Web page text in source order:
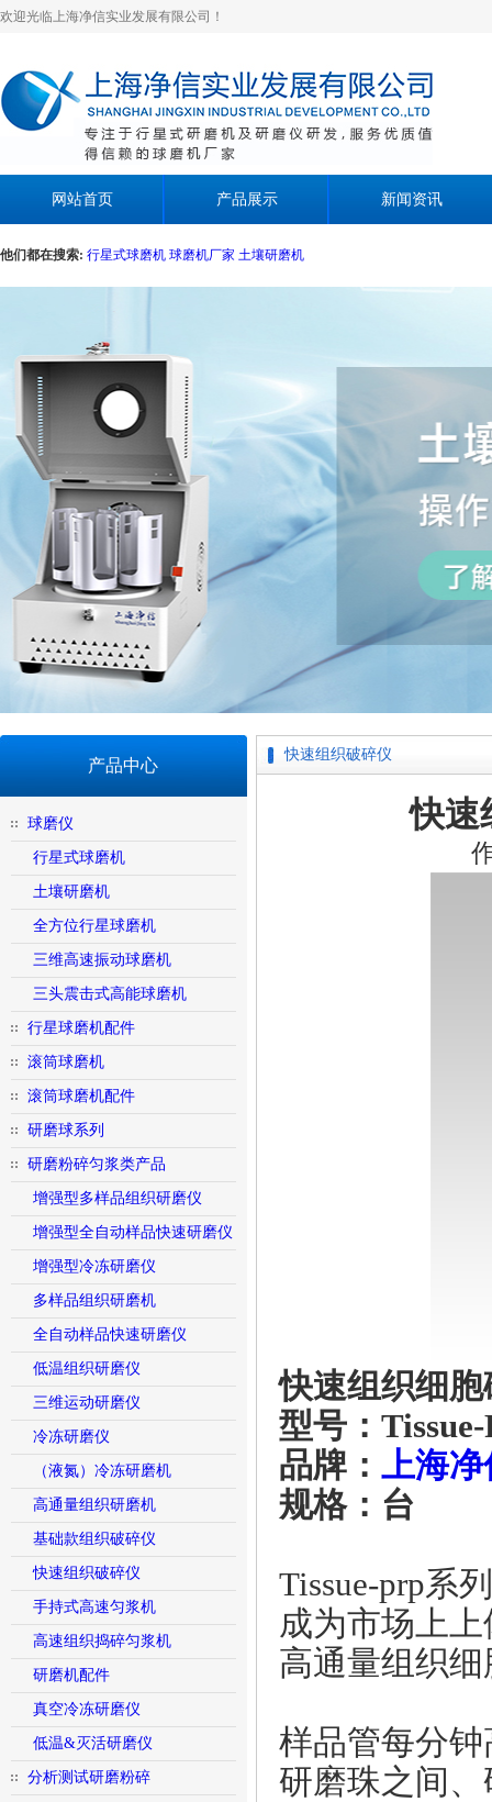
欢迎光临上海净信实业发展有限公司！
网站首页 产品展示 新闻资讯
他们都在搜索: 行星式球磨机 球磨机厂家 土壤研磨机
产品中心
球磨仪
行星式球磨机
土壤研磨机
全方位行星球磨机
三维高速振动球磨机
三头震击式高能球磨机
行星球磨机配件
滚筒球磨机
滚筒球磨机配件
研磨球系列
研磨粉碎匀浆类产品
增强型多样品组织研磨仪
增强型全自动样品快速研磨仪
增强型冷冻研磨仪
多样品组织研磨机
全自动样品快速研磨仪
低温组织研磨仪
三维运动研磨仪
冷冻研磨仪
（液氮）冷冻研磨机
高通量组织研磨机
基础款组织破碎仪
快速组织破碎仪
手持式高速匀浆机
高速组织捣碎匀浆机
研磨机配件
真空冷冻研磨仪
低温&灭活研磨仪
分析测试研磨粉碎
快速组织破碎仪
快速
快速组织细
型号：
品牌： 上海净
规格：台
Tissue-prp系
成为市场上
高通量组织
样品管每分
研磨珠之间